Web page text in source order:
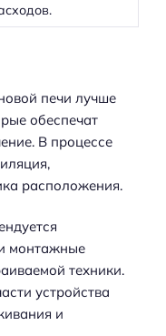
печи лучше
обеспечат
В процессе
расположения.
монтажные
техники.
устройства
и